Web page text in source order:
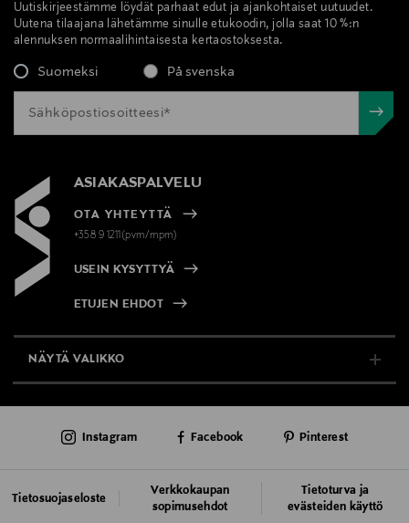
Uutiskirjeestämme löydät parhaat edut ja ajankohtaiset uutuudet.
Uutena tilaajana lähetämme sinulle etukoodin, jolla saat 10 %:n
alennuksen normaalihintaisesta kertaostoksesta.
Suomeksi På svenska
ASIAKASPALVELU
OTA YHTEYTTÄ
+358 9 1211(pvm/mpm)
USEIN KYSYTTYÄ
ETUJEN EHDOT
NÄYTÄ VALIKKO
AJANKOHTAISTA
Tietosuojaseloste
Verkkokaupan
sopimusehdot
Tietoturva ja
evästeiden käyttö
Instagram Facebook Pinterest